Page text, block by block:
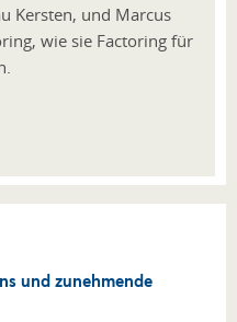
Kersten, und Marcus
wie sie Factoring für
und zunehmende